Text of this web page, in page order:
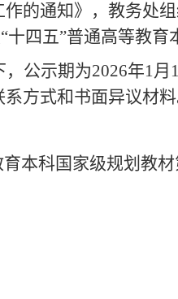
的通知》，教务处
四五”普通高等教育
，公示期为2026年1
方式和书面异议材
育本科国家级规划教